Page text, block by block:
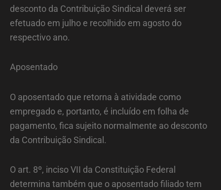
desconto da Contribuição Sindical deverá ser
efetuado em julho e recolhido em agosto do
respectivo ano.
Aposentado
O aposentado que retorna à atividade como
empregado e, portanto, é incluído em folha de
pagamento, fica sujeito normalmente ao desconto
da Contribuição Sindical.
O art. 8º, inciso VII da Constituição Federal
determina também que o aposentado filiado tem